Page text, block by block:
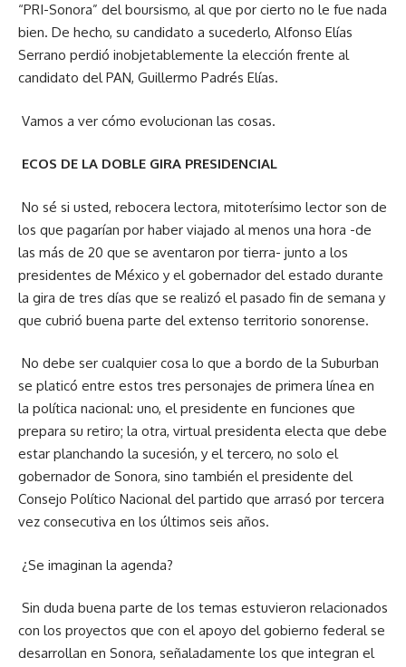
“PRI-Sonora” del boursismo, al que por cierto no le fue nada
bien. De hecho, su candidato a sucederlo, Alfonso Elías
Serrano perdió inobjetablemente la elección frente al
candidato del PAN, Guillermo Padrés Elías.
Vamos a ver cómo evolucionan las cosas.
ECOS DE LA DOBLE GIRA PRESIDENCIAL
No sé si usted, rebocera lectora, mitoterísimo lector son de
los que pagarían por haber viajado al menos una hora -de
las más de 20 que se aventaron por tierra- junto a los
presidentes de México y el gobernador del estado durante
la gira de tres días que se realizó el pasado fin de semana y
que cubrió buena parte del extenso territorio sonorense.
No debe ser cualquier cosa lo que a bordo de la Suburban
se platicó entre estos tres personajes de primera línea en
la política nacional: uno, el presidente en funciones que
prepara su retiro; la otra, virtual presidenta electa que debe
estar planchando la sucesión, y el tercero, no solo el
gobernador de Sonora, sino también el presidente del
Consejo Político Nacional del partido que arrasó por tercera
vez consecutiva en los últimos seis años.
¿Se imaginan la agenda?
Sin duda buena parte de los temas estuvieron relacionados
con los proyectos que con el apoyo del gobierno federal se
desarrollan en Sonora, señaladamente los que integran el